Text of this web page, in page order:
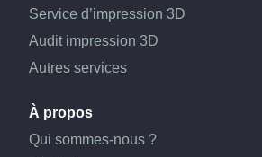
Service d’impression 3D
Audit impression 3D
Autres services
À propos
Qui sommes-nous ?